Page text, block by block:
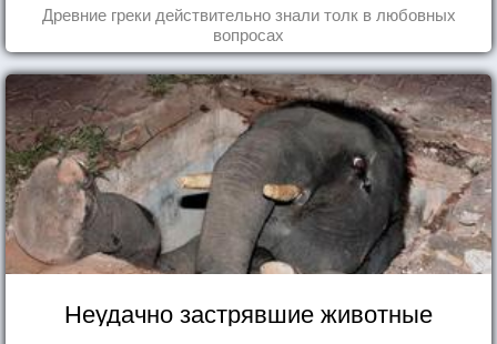
Древние греки действительно знали толк в любовных
вопросах
Неудачно застрявшие животные